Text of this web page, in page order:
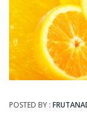
POSTED BY :